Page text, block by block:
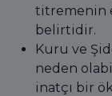
titremenin
belirtidir.
Kuru ve
neden
inatçı bir